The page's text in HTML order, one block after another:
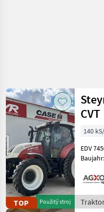
TOP Použitý stroj
CVT
140
EDV 74501
PS
PS
1750